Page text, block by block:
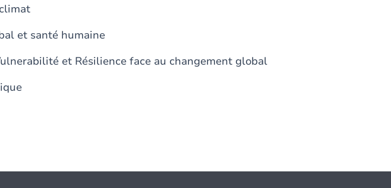
et santé humaine
et Résilience face au changement global